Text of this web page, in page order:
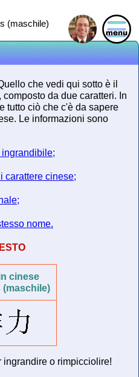
che vedi qui sotto è il
da due caratteri. In
tutto ciò che c'è da sapere
Le informazioni sono
ingrandibile;
carattere cinese;
nome.
cinese
(maschile)
o rimpicciolire!
(maschile)